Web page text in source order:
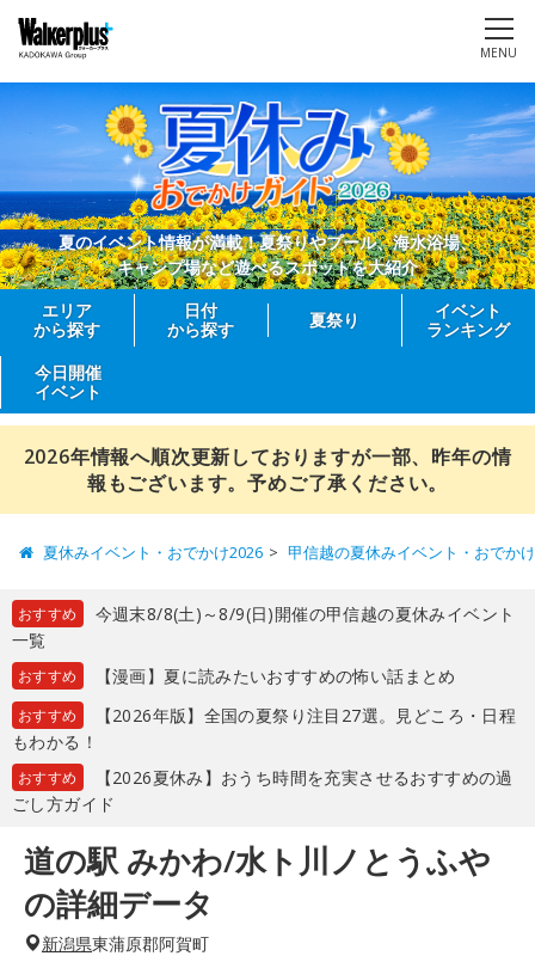
MENU
夏のイベント情報が満載！夏祭りやプール、海水浴場、
キャンプ場など遊べるスポットを大紹介
エリア
から探す
日付
から探す
夏祭り
イベント
ランキング
今日開催
イベント
2026年情報へ順次更新しておりますが一部、昨年の情
報もございます。予めご了承ください。
夏休みイベント・おでかけ2026 甲信越の夏休みイベント・おでか
おすすめ
今週末8/8(土)～8/9(日)開催の甲信越の夏休みイベント
一覧
おすすめ 【漫画】夏に読みたいおすすめの怖い話まとめ
おすすめ
【2026年版】全国の夏祭り注目27選。見どころ・日程
もわかる！
おすすめ
【2026夏休み】おうち時間を充実させるおすすめの過
ごし方ガイド
道の駅 みかわ/水ト川ノとうふや
の詳細データ
新潟県東蒲原郡阿賀町